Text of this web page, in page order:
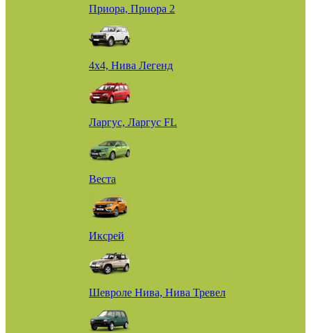
Приора, Приора 2
4х4, Нива Легенд
Ларгус, Ларгус FL
Веста
Иксрей
Шевроле Нива, Нива Тревел